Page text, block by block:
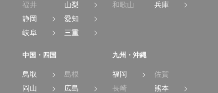
福井
山梨
静岡
愛知
岐阜
三重
和歌山
兵庫
中国・四国
鳥取
島根
岡山
広島
九州・沖縄
福岡
佐賀
長崎
熊本